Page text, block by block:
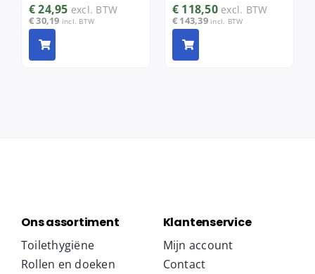
€24,95 excl. BTW
€30,19 incl. BTW
€ 118,50 excl. BTW
€ 143,39 incl. BTW
Ons assortiment
Toilethygiëne
Rollen en doeken
Klantenservice
Mijn account
Contact